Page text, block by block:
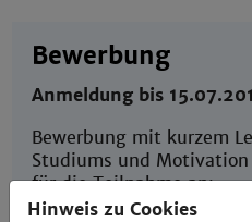
Bewerbung
Anmeldung bis
Bewerbung mit kurzem
Studiums und Motivation
für die Teilnahme an:
Hinweis zu Cookies